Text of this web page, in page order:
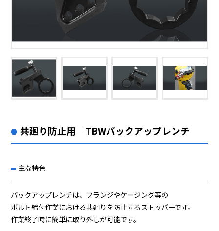
共廻り防止用 TBWバックアップレンチ
主な特色
バックアップレンチは、フランジやケージング等の
ボルト締付作業における共廻りを防止するストッパーです。
作業終了時に簡単に取り外しが可能です。